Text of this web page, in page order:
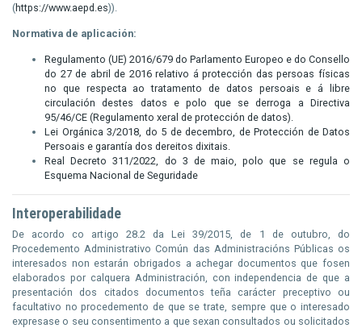
(https://www.aepd.es)).
Normativa de aplicación:
Regulamento (UE) 2016/679 do Parlamento Europeo e do Consello
do 27 de abril de 2016 relativo á protección das persoas físicas
no que respecta ao tratamento de datos persoais e á libre
circulación destes datos e polo que se derroga a Directiva
95/46/CE (Regulamento xeral de protección de datos).
Lei Orgánica 3/2018, do 5 de decembro, de Protección de Datos
Persoais e garantía dos dereitos dixitais.
Real Decreto 311/2022, do 3 de maio, polo que se regula o
Esquema Nacional de Seguridade
Interoperabilidade
De acordo co artigo 28.2 da Lei 39/2015, de 1 de outubro, do
Procedemento Administrativo Común das Administracións Públicas os
interesados non estarán obrigados a achegar documentos que fosen
elaborados por calquera Administración, con independencia de que a
presentación dos citados documentos teña carácter preceptivo ou
facultativo no procedemento de que se trate, sempre que o interesado
expresase o seu consentimento a que sexan consultados ou solicitados